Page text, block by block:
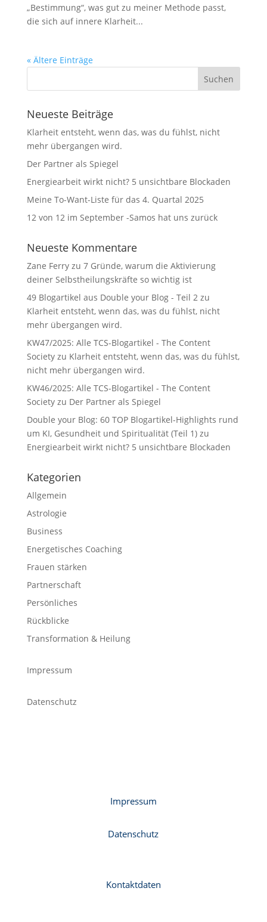
„Bestimmung“, was gut zu meiner Methode passt,
die sich auf innere Klarheit...
« Ältere Einträge
Neueste Beiträge
Klarheit entsteht, wenn das, was du fühlst, nicht
mehr übergangen wird.
Der Partner als Spiegel
Energiearbeit wirkt nicht? 5 unsichtbare Blockaden
Meine To-Want-Liste für das 4. Quartal 2025
12 von 12 im September -Samos hat uns zurück
Neueste Kommentare
Zane Ferryzu 7 Gründe, warum die Aktivierung
deiner Selbstheilungskräfte so wichtig ist
49 Blogartikel aus Double your Blog - Teil 2zu
Klarheit entsteht, wenn das, was du fühlst, nicht
mehr übergangen wird.
KW47/2025: Alle TCS-Blogartikel - The Content
Societyzu Klarheit entsteht, wenn das, was du fühlst,
nicht mehr übergangen wird.
KW46/2025: Alle TCS-Blogartikel - The Content
Societyzu Der Partner als Spiegel
Double your Blog: 60 TOP Blogartikel-Highlights rund
um KI, Gesundheit und Spiritualität (Teil 1)zu
Energiearbeit wirkt nicht? 5 unsichtbare Blockaden
Kategorien
Allgemein
Astrologie
Business
Energetisches Coaching
Frauen stärken
Partnerschaft
Persönliches
Rückblicke
Transformation & Heilung
Impressum
Datenschutz
Impressum
Datenschutz
Kontaktdaten